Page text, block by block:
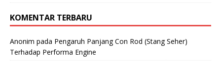
KOMENTAR TERBARU
Anonim pada Pengaruh Panjang Con Rod (Stang Seher)
Terhadap Performa Engine